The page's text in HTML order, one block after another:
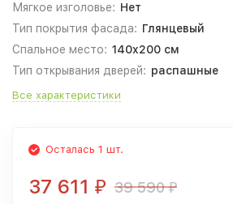
Мягкое изголовье: Нет
Тип покрытия фасада: Глянцевый
Спальное место: 140x200 см
Тип открывания дверей: распашные
Все характеристики
Осталась 1 шт.
37 611 ₽ 39 590₽